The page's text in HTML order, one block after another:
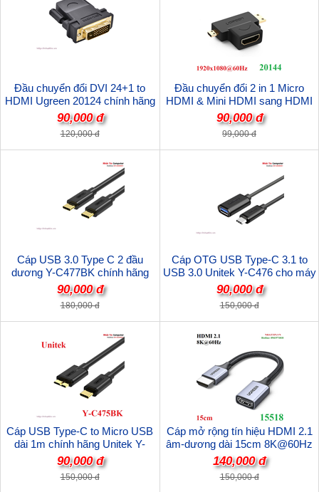
Đầu chuyển đổi DVI 24+1 to
HDMI Ugreen 20124 chính hãng
90,000 đ
120,000 đ
Đầu chuyển đổi 2 in 1 Micro
HDMI & Mini HDMI sang HDMI
FullHD Ugreen 20144 cao cấp
90,000 đ
99,000 đ
Cáp USB 3.0 Type C 2 đầu
dương Y-C477BK chính hãng
Unitek
90,000 đ
180,000 đ
Cáp OTG USB Type-C 3.1 to
USB 3.0 Unitek Y-C476 cho máy
tính, Macbook hàng chính hãng
90,000 đ
150,000 đ
Cáp USB Type-C to Micro USB
dài 1m chính hãng Unitek Y-
C475BK cao cấp
90,000 đ
150,000 đ
Cáp mở rộng tín hiệu HDMI 2.1
âm-dương dài 15cm 8K@60Hz
Ugreen 15518 cao cấp
140,000 đ
150,000 đ